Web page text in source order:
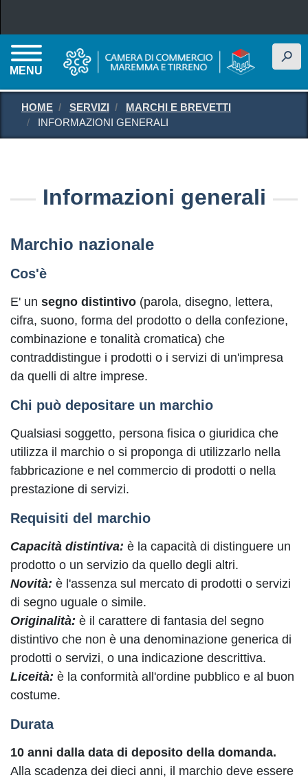
MENU
h
HOME SERVIZI
MARCHI E BREVETTI
INFORMAZIONI GENERALI
Informazioni generali
Marchio nazionale
Cos'è
E' un segno distintivo (parola, disegno, lettera,
cifra, suono, forma del prodotto o della confezione,
combinazione e tonalità cromatica) che
contraddistingue i prodotti o i servizi di un'impresa
da quelli di altre imprese.
Chi può depositare un marchio
Qualsiasi soggetto, persona fisica o giuridica che
utilizza il marchio o si proponga di utilizzarlo nella
fabbricazione e nel commercio di prodotti o nella
prestazione di servizi.
Requisiti del marchio
Capacità distintiva: è la capacità di distinguere un
prodotto o un servizio da quello degli altri.
Novità: è l'assenza sul mercato di prodotti o servizi
di segno uguale o simile.
Originalità: è il carattere di fantasia del segno
distintivo che non è una denominazione generica di
prodotti o servizi, o una indicazione descrittiva.
Liceità: è la conformità all'ordine pubblico e al buon
costume.
Durata
10 anni dalla data di deposito della domanda.
Alla scadenza dei dieci anni, il marchio deve essere